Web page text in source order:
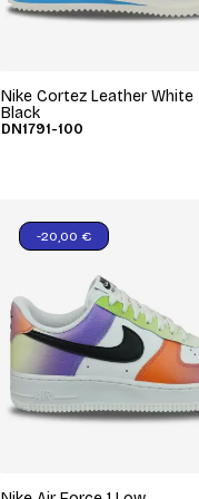
Nike Cortez Leather White
Black
DN1791-100
-20,00 €